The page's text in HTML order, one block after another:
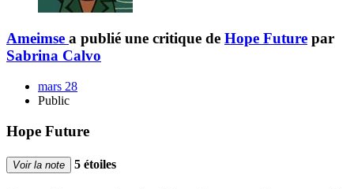
Ameimse a publié une critique de Hope Future par
Sabrina Calvo
mars 28
Public
Hope Future
Voir la note 5 étoiles